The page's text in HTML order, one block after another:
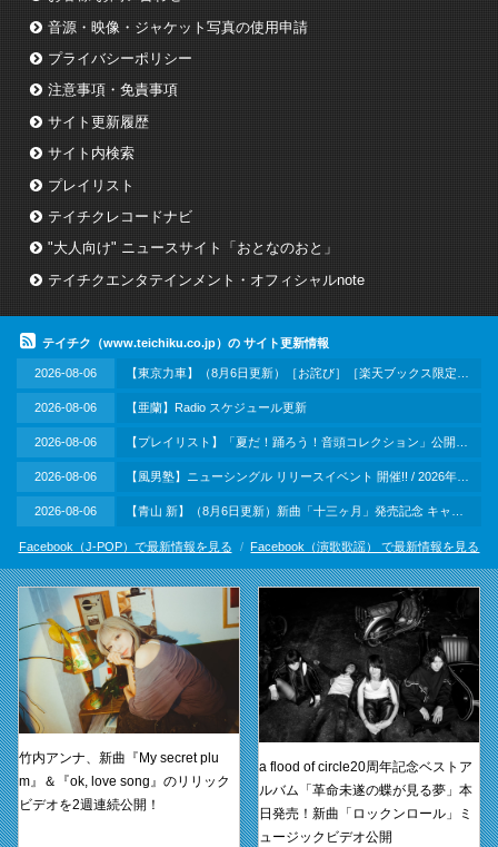
客さま個人宛てに送信するものです。当社の
許可なくメールの一部または全部を転載、二
次利用することはご遠慮ください。
お問い合わせ可能な言語は日本語のみのとな
確認しました
4. カスタマーハラスメントについて
る」ことを企業理念として掲げており、お客様から
のご意見・ご要望には真摯に耳を傾け、誠心誠意対
応してまいります。
同時に、従業員一人ひとりの尊厳が守られ、安心・
安全に働ける環境を整えることも、企業としての重
要な責務であると考えております。
そのため、お客様からのお問い合わせに際し、従業
員に対して社会通念上相当な範囲を超える行為（以
下に例示する行為に限らず、広く該当するものを含
みます）があったと弊社が判断した場合には、状況
に応じて警察・弁護士等の関係機関に相談のうえ、
お問い合わせへの対応をお断りさせていただく場合
がございます。
侮辱、脅迫、中傷、名誉棄損、威圧、威嚇に
あたる発言
弊社関係者のプライバシー侵害にあたる言動
同一のご要望やご請求の過剰な繰り返し等に
よる長時間の拘束行為
保障の範囲を超えた過度な商品交換や返品要
音源・映像・ジャケット写真の使用申請
プライバシーポリシー
注意事項・免責事項
サイト更新履歴
サイト内検索
プレイリスト
テイチクレコードナビ
"大人向け" ニュースサイト「おとなのおと」
テイチクエンタテインメント・オフィシャルnote
テイチク（www.teichiku.co.jp）の サイト更新情報
2026-08-06
2026-08-06 【亜蘭】Radio スケジュール更新
2026-08-06
2026-08-06
2026-08-06
Facebook（J-POP）で最新情報を見る Facebook（演歌歌謡） で最新情報を見る
竹内アンナ、新曲『My secret plu
m』＆『ok, love song』のリリック
ビデオを2週連続公開！
a flood of circle20周年記念ベストア
ルバム「革命未遂の蝶が見る夢」本
日発売！新曲「ロックンロール」ミ
ュージックビデオ公開